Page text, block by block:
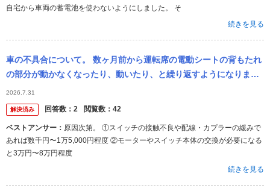
自宅から車両の蓄電池を使わないようにしました。 そ
続きを見る
車の不具合について。 数ヶ月前から運転席の電動シートの背もたれ
の部分が動かなくなったり、動いたり、と繰り返すようになりまし
た。 修理費用はいくら位だと思いますか？ ちなみにGG3のアウト
ラン...
2026.7.31
解決済み 回答数： 2 閲覧数： 42
ベストアンサー： 原因次第。 ①スイッチの接触不良や配線・カプラーの緩みで
あれば数千円〜1万5,000円程度 ②モーターやスイッチ本体の交換が必要になる
と3万円〜8万円程度
続きを見る